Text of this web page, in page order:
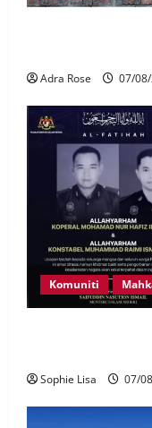
Adra Rose 07/
Komuniti
Sophie Lisa 07/